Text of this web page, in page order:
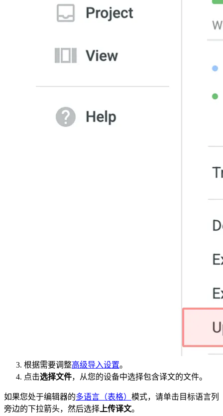
根据需要调整高级导入设置。
点击选择文件，从您的设备中选择包含译文的文件。
如果您处于编辑器的多语言（表格） 模式，请单击目标语言列
旁边的下拉箭头，然后选择 上传译文。